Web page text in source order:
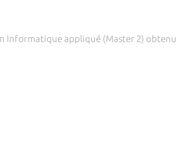
Informatique appliqué (Master 2) obtenu